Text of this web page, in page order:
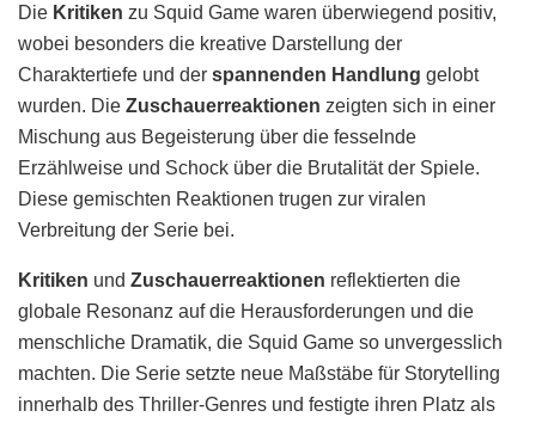
Die Kritiken zu Squid Game waren überwiegend positiv,
wobei besonders die kreative Darstellung der
Charaktertiefe und der spannenden Handlung gelobt
wurden. Die Zuschauerreaktionen zeigten sich in einer
Mischung aus Begeisterung über die fesselnde
Erzählweise und Schock über die Brutalität der Spiele.
Diese gemischten Reaktionen trugen zur viralen
Verbreitung der Serie bei.
Kritiken und Zuschauerreaktionen reflektierten die
globale Resonanz auf die Herausforderungen und die
menschliche Dramatik, die Squid Game so unvergesslich
machten. Die Serie setzte neue Maßstäbe für Storytelling
innerhalb des Thriller-Genres und festigte ihren Platz als